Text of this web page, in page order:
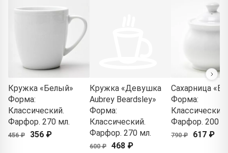
Кружка «Белый»
Форма:
Классический.
Фарфор. 270 мл.
456 ₽ 356 ₽
Кружка «Девушка
Aubrey Beardsley»
Форма:
Классический.
Фарфор. 270 мл.
600 ₽ 468 ₽
Сахарница
Форма:
Классический.
Фарфор. 200
790 ₽ 617 ₽